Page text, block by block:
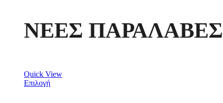
ΝΕΕΣ ΠΑΡΑΛΑΒΕΣ
Quick View
Επιλογή